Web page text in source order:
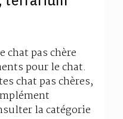
chat pas chère
pour le chat.
chat pas chères,
la catégorie